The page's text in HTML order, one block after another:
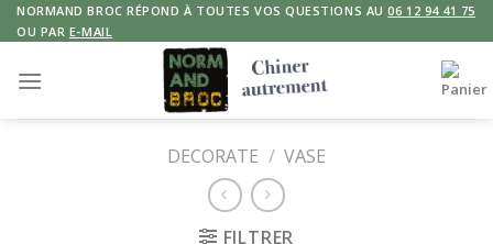
Skip
to
NORMAND BROC RÉPOND À TOUTES VOS QUESTIONS AU06 12 94 41 75
OU PAR E-MAIL
DECORATE / VASE
FILTRER